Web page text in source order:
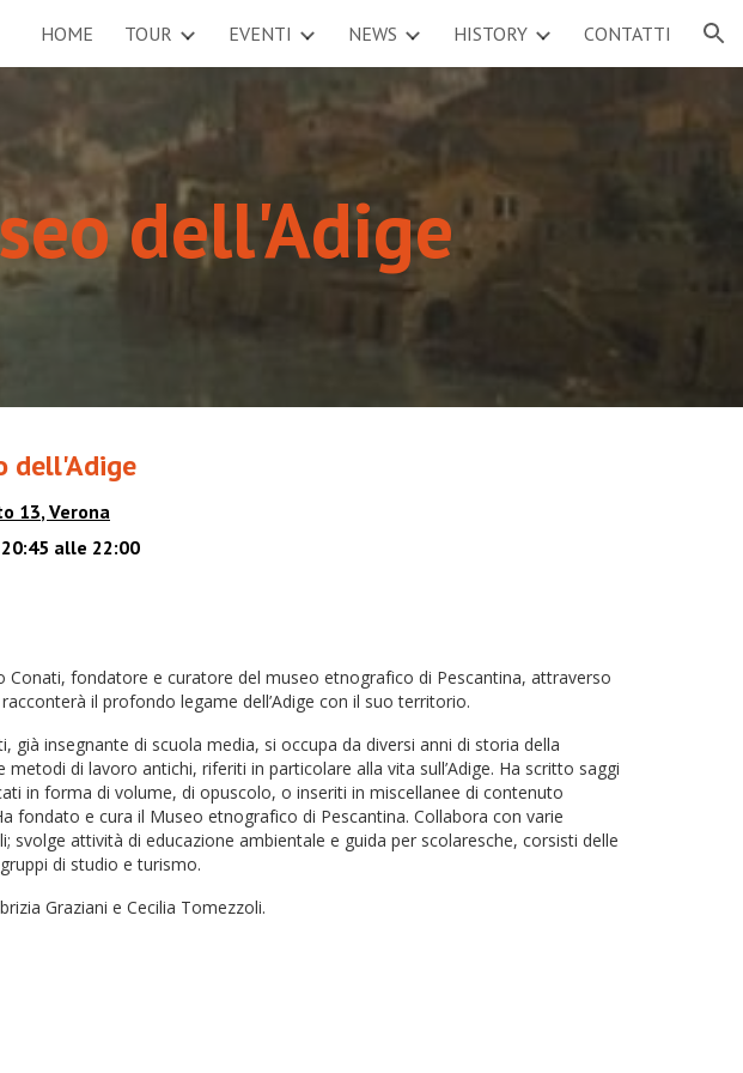
Skip to navigation
HOME TOUR EVENTI NEWS HISTORY CONTATTI
dell'Adige
dell'Adige
13, Verona
20:45 alle 22:00
Conati, fondatore e curatore del museo etnografico di Pescantina, attraverso
il profondo legame dell’Adige con il suo territorio.
già insegnante di scuola media, si occupa da diversi anni di storia della
metodi di lavoro antichi, riferiti in particolare alla vita sull’Adige. Ha scritto saggi
in forma di volume, di opuscolo, o inseriti in miscellanee di contenuto
fondato e cura il Museo etnografico di Pescantina. Collabora con varie
svolge attività di educazione ambientale e guida per scolaresche, corsisti delle
di studio e turismo.
Graziani e Cecilia Tomezzoli.